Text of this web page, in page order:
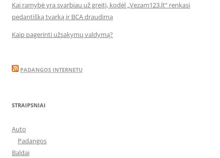
Kai ramybė yra svarbiau už greitį, kodėl „Vezam123.lt“ renkasi
pedantišką tvarką ir BCA draudimą
Kaip pagerinti užsakymų valdymą?
PADANGOS INTERNETU
STRAIPSNIAI
Auto
Padangos
Baldai